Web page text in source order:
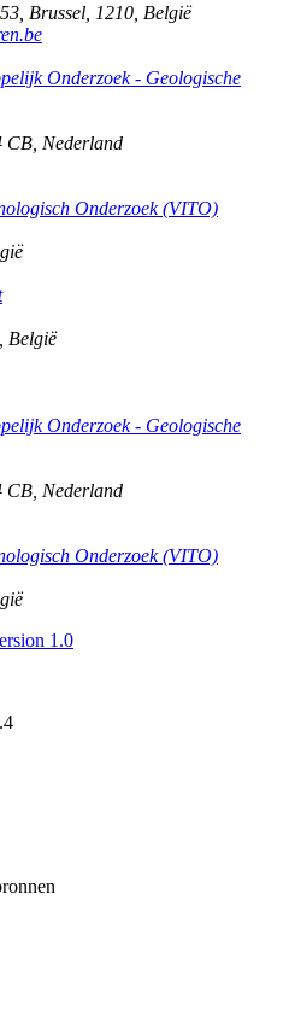
Brussel 1210 België
Onderzoek - Geologische
CB Nederland
Onderzoek (VITO)
België
Onderzoek - Geologische
CB Nederland
Onderzoek (VITO)
1.0